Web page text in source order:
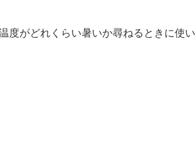
度がどれくらい暑いか尋ねるときに使い